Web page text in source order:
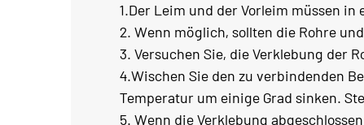
1.Der Leim und der Vorleim müssen
2. Wenn möglich, sollten die Rohre
3. Versuchen Sie, die Verklebung der
4.Wischen Sie den zu verbindenden
Temperatur um einige Grad sinken.
5. Wenn die Verklebung